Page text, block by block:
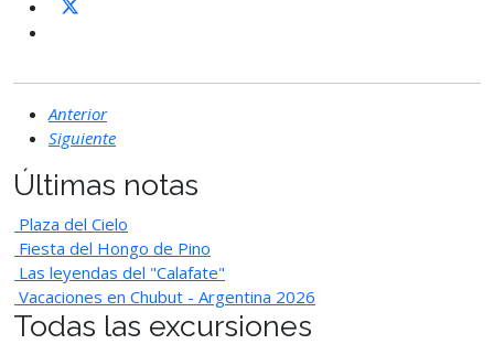
Anterior
Siguiente
Últimas notas
Plaza del Cielo
Fiesta del Hongo de Pino
Las leyendas del "Calafate"
Vacaciones en Chubut - Argentina 2026
Todas las excursiones